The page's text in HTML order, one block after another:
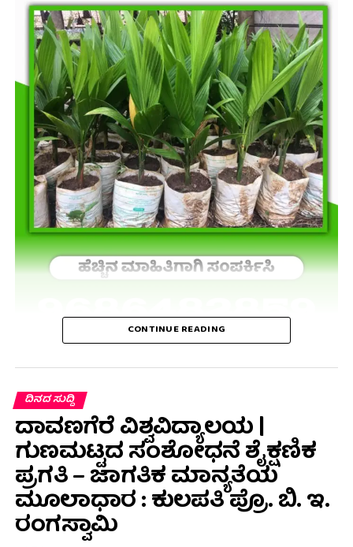
CONTINUE READING
ದಿನದ ಸುದ್ದಿ
ದಾವಣಗೆರೆ ವಿಶ್ವವಿದ್ಯಾಲಯ |
ಗುಣಮಟ್ಟದ ಸಂಶೋಧನೆ ಶೈಕ್ಷಣಿಕ
ಪ್ರಗತಿ – ಜಾಗತಿಕ ಮಾನ್ಯತೆಯ
ಮೂಲಾಧಾರ : ಕುಲಪತಿ ಪ್ರೊ. ಬಿ. ಇ.
ರಂಗಸ್ವಾಮಿ